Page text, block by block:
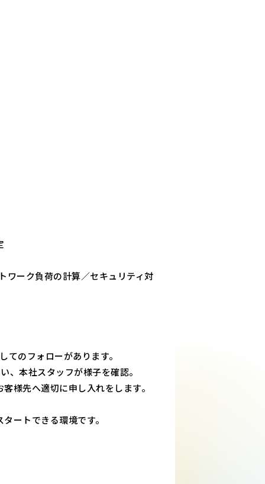
ワーク負荷の計算／セキュリティ対
のフォローがあります。
、本社スタッフが様子を確認。
様先へ適切に申し入れをします。
ートできる環境です。